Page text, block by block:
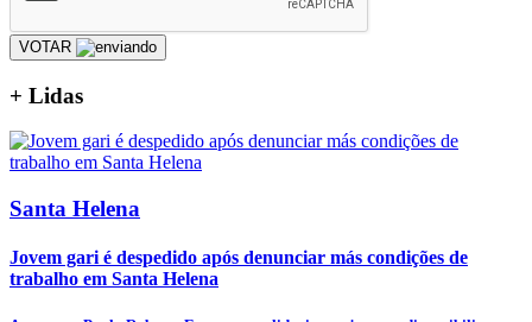
VOTAR
+ Lidas
Santa Helena
Jovem gari é despedido após denunciar más condições de
trabalho em Santa Helena